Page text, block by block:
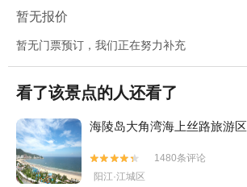
暂无报价
暂无门票预订，我们正在努力补充
看了该景点的人还看了
海陵岛大角湾海上丝路旅游区


1480条评论
阳江·江城区